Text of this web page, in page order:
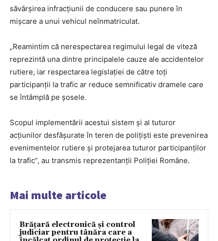
săvârșirea infracțiunii de conducere sau punere în
mișcare a unui vehicul neînmatriculat.
„Reamintim că nerespectarea regimului legal de viteză
reprezintă una dintre principalele cauze ale accidentelor
rutiere, iar respectarea legislației de către toți
participanții la trafic ar reduce semnificativ dramele care
se întâmplă pe șosele.
Scopul implementării acestui sistem și al tuturor
acțiunilor desfășurate în teren de polițiști este prevenirea
evenimentelor rutiere și protejarea tuturor participanților
la trafic”, au transmis reprezentanții Poliției Române.
Mai multe articole
Brățară electronică și control
judiciar pentru tânăra care a